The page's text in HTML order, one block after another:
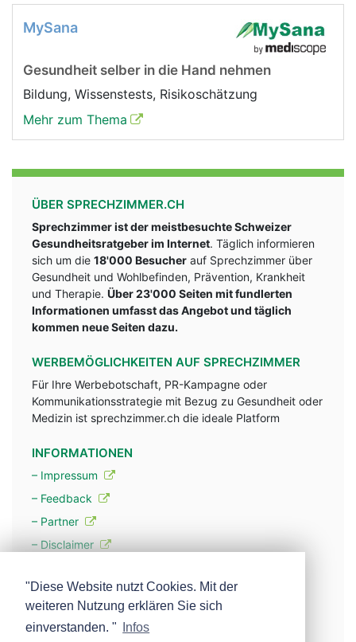
MySana
Gesundheit selber in die Hand nehmen
Bildung, Wissenstests, Risikoschätzung
Mehr zum Thema
ÜBER SPRECHZIMMER.CH
Sprechzimmer ist der meistbesuchte Schweizer
Gesundheitsratgeber im Internet. Täglich informieren
sich um die 18'000 Besucher auf Sprechzimmer über
Gesundheit und Wohlbefinden, Prävention, Krankheit
und Therapie. Über 23'000 Seiten mit fundlerten
Informationen umfasst das Angebot und täglich
kommen neue Seiten dazu.
WERBEMÖGLICHKEITEN AUF SPRECHZIMMER
Für Ihre Werbebotschaft, PR-Kampagne oder
Kommunikationsstrategie mit Bezug zu Gesundheit oder
Medizin ist sprechzimmer.ch die ideale Platform
INFORMATIONEN
– Impressum
– Feedback
– Partner
– Disclaimer
– Werbung
– Mehr über unsere Experten
"Diese Website nutzt Cookies. Mit der
weiteren Nutzung erklären Sie sich
einverstanden. "
Infos